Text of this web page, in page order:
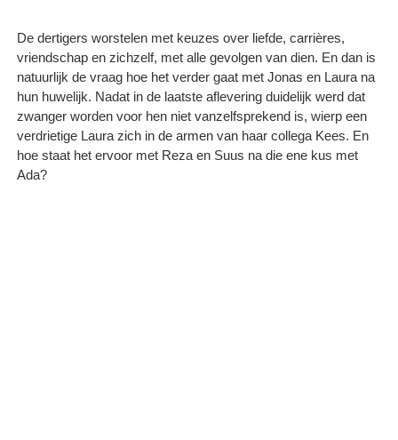
De dertigers worstelen met keuzes over liefde, carrières,
vriendschap en zichzelf, met alle gevolgen van dien. En dan is
natuurlijk de vraag hoe het verder gaat met Jonas en Laura na
hun huwelijk. Nadat in de laatste aflevering duidelijk werd dat
zwanger worden voor hen niet vanzelfsprekend is, wierp een
verdrietige Laura zich in de armen van haar collega Kees. En
hoe staat het ervoor met Reza en Suus na die ene kus met
Ada?